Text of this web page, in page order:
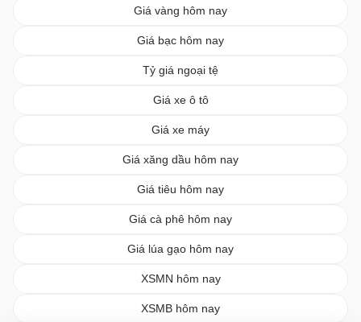
Giá vàng hôm nay
Giá bạc hôm nay
Tỷ giá ngoại tệ
Giá xe ô tô
Giá xe máy
Giá xăng dầu hôm nay
Giá tiêu hôm nay
Giá cà phê hôm nay
Giá lúa gạo hôm nay
XSMN hôm nay
XSMB hôm nay